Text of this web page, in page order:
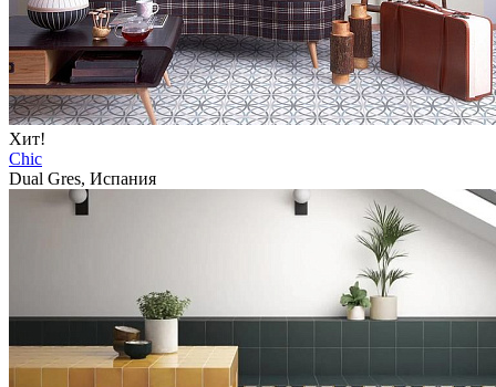
Хит!
Chic
Dual Gres, Испания